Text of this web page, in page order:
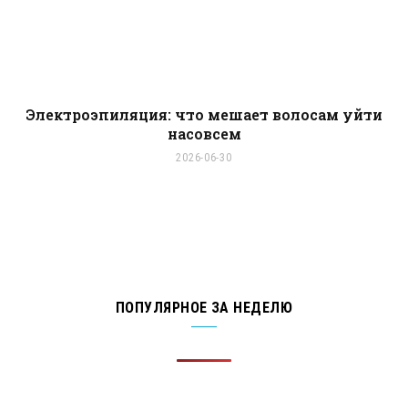
Электроэпиляция: что мешает волосам уйти
насовсем
2026-06-30
ПОПУЛЯРНОЕ ЗА НЕДЕЛЮ